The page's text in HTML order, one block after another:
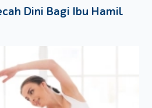
Dini Bagi Ibu Hamil